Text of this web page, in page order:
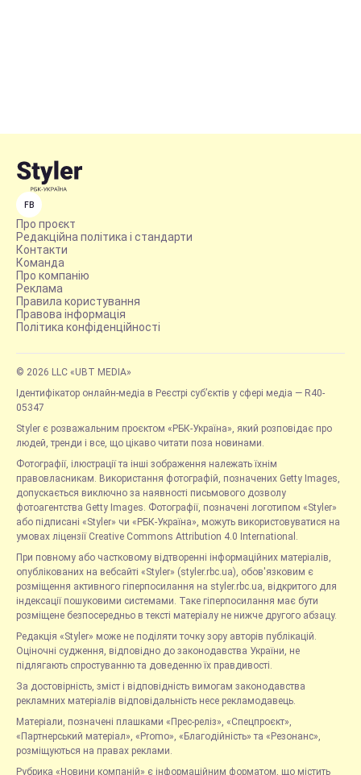
FB
Про проєкт
Редакційна політика і стандарти
Контакти
Команда
Про компанію
Реклама
Правила користування
Правова інформація
Політика конфіденційності
© 2026 LLC «UBT MEDIA»
Ідентифікатор онлайн-медіа в Реєстрі суб’єктів у сфері медіа — R40-
05347
Styler є розважальним проєктом «РБК-Україна», який розповідає про
людей, тренди і все, що цікаво читати поза новинами.
Фотографії, ілюстрації та інші зображення належать їхнім
правовласникам. Використання фотографій, позначених Getty Images,
допускається виключно за наявності письмового дозволу
фотоагентства Getty Images. Фотографії, позначені логотипом «Styler»
або підписані «Styler» чи «РБК-Україна», можуть використовуватися на
умовах ліцензії Creative Commons Attribution 4.0 International.
При повному або частковому відтворенні інформаційних матеріалів,
опублікованих на вебсайті «Styler» (styler.rbc.ua), обов'язковим є
розміщення активного гіперпосилання на styler.rbc.ua, відкритого для
індексації пошуковими системами. Таке гіперпосилання має бути
розміщене безпосередньо в тексті матеріалу не нижче другого абзацу.
Редакція «Styler» може не поділяти точку зору авторів публікацій.
Оціночні судження, відповідно до законодавства України, не
підлягають спростуванню та доведенню їх правдивості.
За достовірність, зміст і відповідність вимогам законодавства
рекламних матеріалів відповідальність несе рекламодавець.
Матеріали, позначені плашками «Прес-реліз», «Спецпроєкт»,
«Партнерський матеріал», «Promo», «Благодійність» та «Резонанс»,
розміщуються на правах реклами.
Рубрика «Новини компаній» є інформаційним форматом, що містить